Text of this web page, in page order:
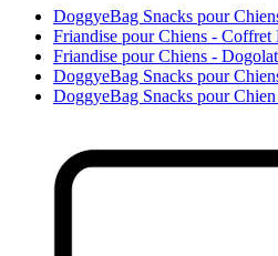
DoggyeBag Snacks pour
Friandise pour Chiens - Coffret
Friandise pour Chiens -
DoggyeBag Snacks pour
DoggyeBag Snacks pour